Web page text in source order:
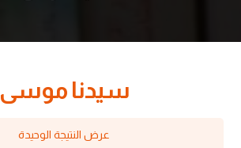
سيدنا موسى
عرض النتيجة الوحيدة